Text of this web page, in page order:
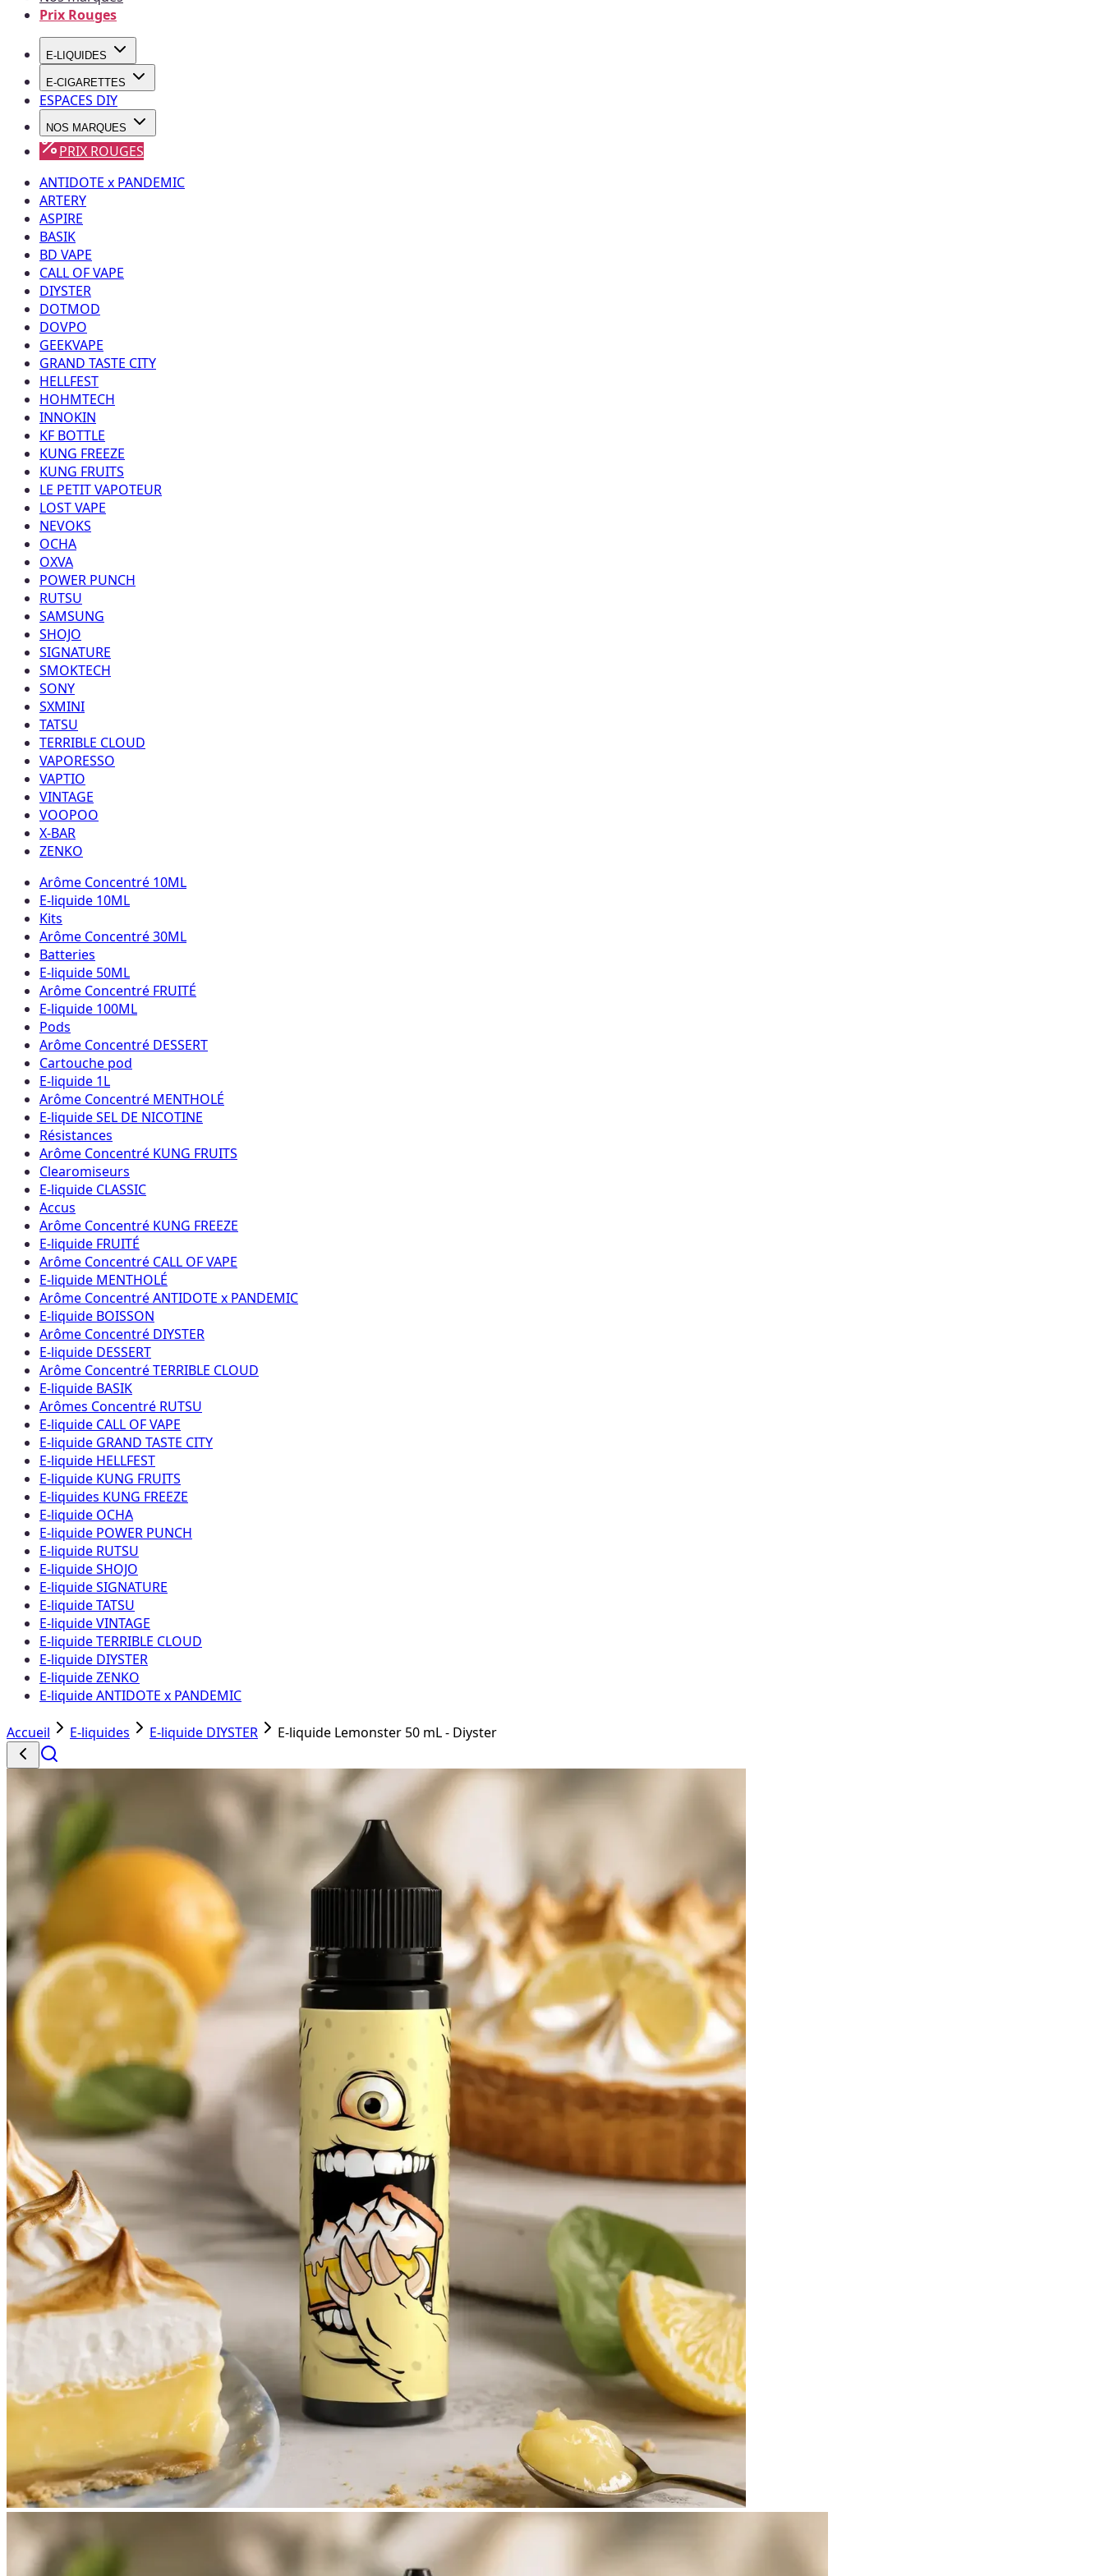
Prix Rouges
E-LIQUIDES
E-CIGARETTES
ESPACES DIY
NOS MARQUES
PRIX ROUGES
ANTIDOTE x PANDEMIC
ARTERY
ASPIRE
BASIK
BD VAPE
CALL OF VAPE
DIYSTER
DOTMOD
DOVPO
GEEKVAPE
GRAND TASTE CITY
HELLFEST
HOHMTECH
INNOKIN
KF BOTTLE
KUNG FREEZE
KUNG FRUITS
LE PETIT VAPOTEUR
LOST VAPE
NEVOKS
OCHA
OXVA
POWER PUNCH
RUTSU
SAMSUNG
SHOJO
SIGNATURE
SMOKTECH
SONY
SXMINI
TATSU
TERRIBLE CLOUD
VAPORESSO
VAPTIO
VINTAGE
VOOPOO
X-BAR
ZENKO
Arôme Concentré 10ML
E-liquide 10ML
Kits
Arôme Concentré 30ML
Batteries
E-liquide 50ML
Arôme Concentré FRUITÉ
E-liquide 100ML
Pods
Arôme Concentré DESSERT
Cartouche pod
E-liquide 1L
Arôme Concentré MENTHOLÉ
E-liquide SEL DE NICOTINE
Résistances
Arôme Concentré KUNG FRUITS
Clearomiseurs
E-liquide CLASSIC
Accus
Arôme Concentré KUNG FREEZE
E-liquide FRUITÉ
Arôme Concentré CALL OF VAPE
E-liquide MENTHOLÉ
Arôme Concentré ANTIDOTE x PANDEMIC
E-liquide BOISSON
Arôme Concentré DIYSTER
E-liquide DESSERT
Arôme Concentré TERRIBLE CLOUD
E-liquide BASIK
Arômes Concentré RUTSU
E-liquide CALL OF VAPE
E-liquide GRAND TASTE CITY
E-liquide HELLFEST
E-liquide KUNG FRUITS
E-liquides KUNG FREEZE
E-liquide OCHA
E-liquide POWER PUNCH
E-liquide RUTSU
E-liquide SHOJO
E-liquide SIGNATURE
E-liquide TATSU
E-liquide VINTAGE
E-liquide TERRIBLE CLOUD
E-liquide DIYSTER
E-liquide ZENKO
E-liquide ANTIDOTE x PANDEMIC
Accueil E-liquides E-liquide DIYSTER E-liquide Lemonster 50 mL - Diyster